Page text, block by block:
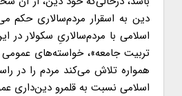
دین به اسقرار مردم‌سالاری حکم
اسلامی با مردم‌سالاریِ سکولار
تربیت جامعه»، خواسته‌های
همواره تلاش می‌کند مردم را در
اسلامی نسبت به قلمرو دین‌داری